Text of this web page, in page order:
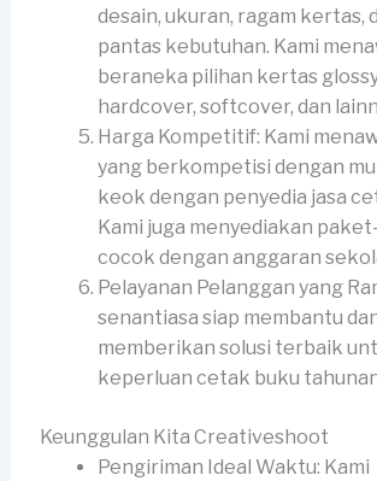
desain, ukuran, ragam kertas,
pantas kebutuhan. Kami
beraneka pilihan kertas
hardcover, softcover, dan
Harga Kompetitif: Kami
yang berkompetisi dengan
keok dengan penyedia jasa
Kami juga menyediakan
cocok dengan anggaran
Pelayanan Pelanggan yang
senantiasa siap membantu
memberikan solusi terbaik
keperluan cetak buku
Keunggulan Kita Creativeshoot
Pengiriman Ideal Waktu: Kami